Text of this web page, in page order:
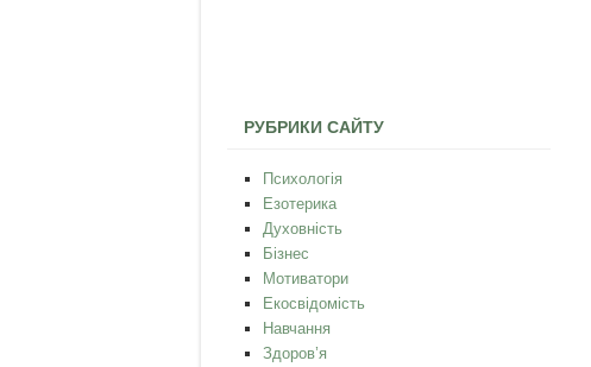
РУБРИКИ САЙТУ
Психологія
Езотерика
Духовність
Бізнес
Мотиватори
Екосвідомість
Навчання
Здоров’я